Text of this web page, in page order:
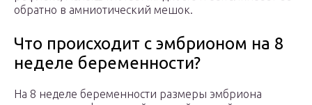
обратно в амниотический мешок.
Что происходит с эмбрионом на 8
неделе беременности?
На 8 неделе беременности размеры эмбриона